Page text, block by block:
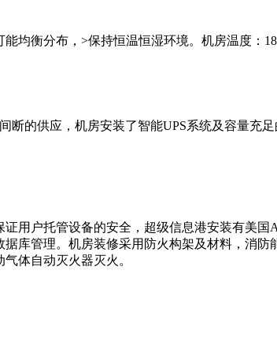
衡分布，>保持恒温恒湿环境。机房温度：
的供应，机房安装了智能UPS系统及容量充
户托管设备的安全，超级信息港安装有美国
库管理。机房装修采用防火构架及材料，消
体自动灭火器灭火。